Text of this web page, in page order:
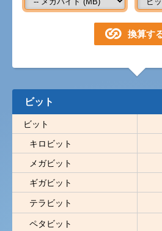
ビット
ビット
キロビット
メガビット
ギガビット
テラビット
ペタビット